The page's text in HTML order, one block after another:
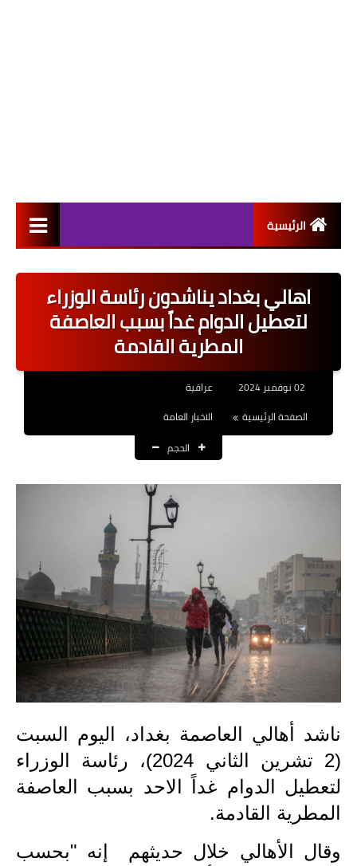
الرئيسية
اخبار القطاع العام
اخبار القطاع الخاص
نتائج التعيينات
الرواتب والقروض
الرواتب
القروض والسلف
المنح المالية
قطع الاراضي
اخبار العراق
الاخبار السياسية
الاخبار الامنية
الاخبار الاقتصادية
اخبار وقرارات وزارة التربية
اهالي بغداد يناشدون رئاسة الوزراء
لتعطيل الدوام غداً بسبب العاصفة
المطرية القادمة
عراقية
الصفحة الرئيسية
الاخبار العامة
الحجم
ناشد أهالي العاصمة بغداد، اليوم السبت
(2 تشرين الثاني 2024)، رئاسة الوزراء
لتعطيل الدوام غداً الاحد بسبب العاصفة
المطرية القادمة.
وقال الأهالي خلال حديثهم إنه "بحسب